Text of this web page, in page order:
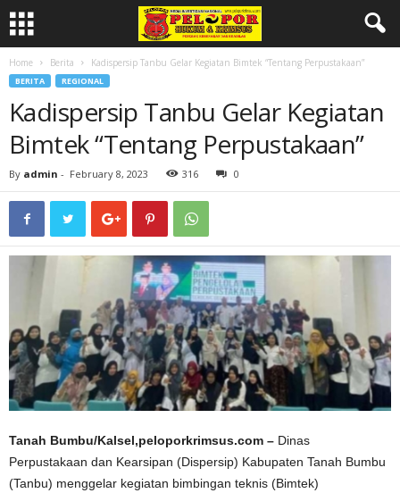
Home Berita Kadispersip Tanbu Gelar Kegiatan Bimtek “Tentang Perpustakaan”
BERITA REGIONAL
Kadispersip Tanbu Gelar Kegiatan
Bimtek “Tentang Perpustakaan”
By admin - February 8, 2023 316 0
Tanah Bumbu/Kalsel,peloporkrimsus.com – Dinas
Perpustakaan dan Kearsipan (Dispersip) Kabupaten Tanah Bumbu
(Tanbu) menggelar kegiatan bimbingan teknis (Bimtek)